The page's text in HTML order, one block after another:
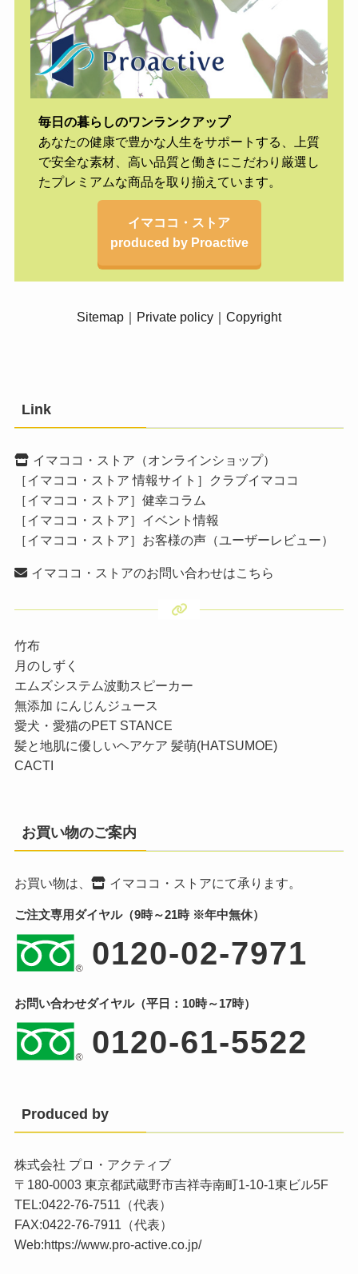
毎日の暮らしのワンランクアップ
あなたの健康で豊かな人生をサポートする、上質
で安全な素材、高い品質と働きにこだわり厳選し
たプレミアムな商品を取り揃えています。
イマココ・ストア
produced by Proactive
Sitemap ｜ Private policy ｜ Copyright
Link
イマココ・ストア（オンラインショップ）
［イマココ・ストア 情報サイト］クラブイマココ
［イマココ・ストア］健幸コラム
［イマココ・ストア］イベント情報
［イマココ・ストア］お客様の声（ユーザーレビュー）
イマココ・ストアのお問い合わせはこちら
竹布
月のしずく
エムズシステム波動スピーカー
無添加 にんじんジュース
愛犬・愛猫のPET STANCE
髪と地肌に優しいヘアケア 髪萌(HATSUMOE)
CACTI
お買い物のご案内
お買い物は、 イマココ・ストアにて承ります。
ご注文専用ダイヤル（9時～21時 ※年中無休）
0120-02-7971
お問い合わせダイヤル（平日：10時～17時）
0120-61-5522
Produced by
株式会社 プロ・アクティブ
〒180-0003 東京都武蔵野市吉祥寺南町1-10-1東ビル5F
TEL:0422-76-7511（代表）
FAX:0422-76-7911（代表）
Web:https://www.pro-active.co.jp/